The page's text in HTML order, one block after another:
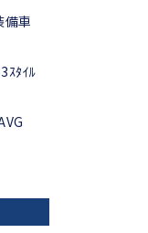
車
ｽﾀｲﾙ